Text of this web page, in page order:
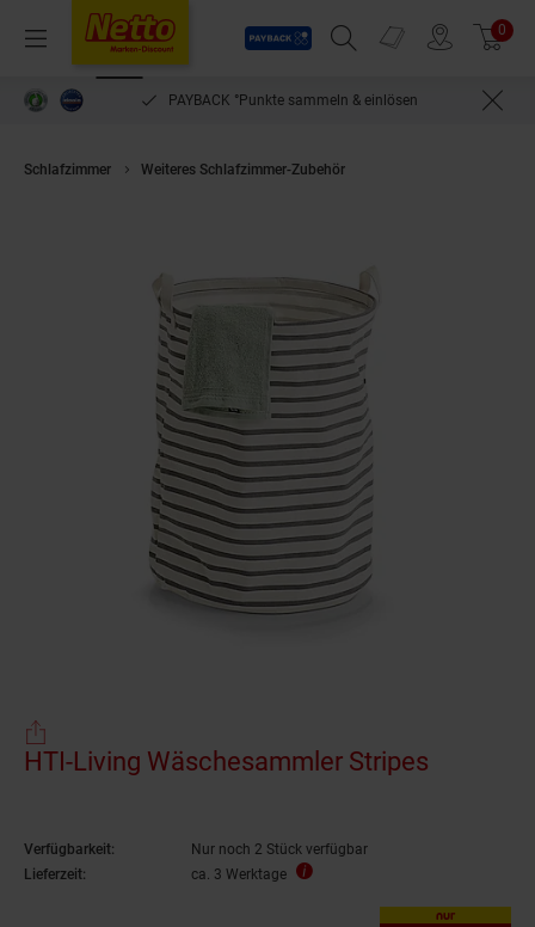
Menü
Payback
Suchfeld einblenden
Prospekte 0
PAYBACK °Punkte sammeln & einlösen
Schlafzimmer Weiteres Schlafzimmer-Zubehör
HTI-Living Wäschesammler Stripes
Verfügbarkeit:
Nur noch 2 Stück verfügbar
Lieferzeit:
ca. 3 Werktage
nur